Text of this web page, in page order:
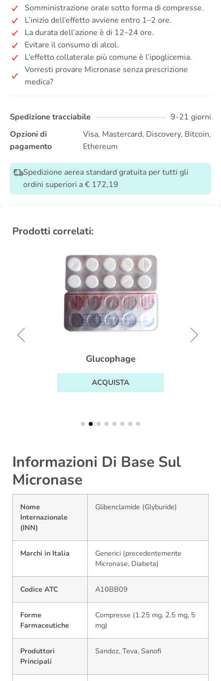
Somministrazione orale sotto forma di compresse.
L’inizio dell’effetto avviene entro 1–2 ore.
La durata dell’azione è di 12–24 ore.
Evitare il consumo di alcol.
L’effetto collaterale più comune è l’ipoglicemia.
Vorresti provare Micronase senza prescrizione
medica?
Spedizione tracciabile
9-21 giorni
Opzioni di
pagamento
Visa, Mastercard, Discovery, Bitcoin,
Ethereum
Spedizione aerea standard gratuita per tutti gli
ordini superiori a € 172,19
Prodotti correlati:
Glucophage
ACQUISTA
Informazioni Di Base Sul
Micronase
Nome
Internazionale
(INN)
Glibenclamide (Glyburide)
Marchi in Italia
Generici (precedentemente
Micronase, Diabeta)
Codice ATC A10BB09
Forme
Farmaceutiche
Compresse (1.25 mg, 2.5 mg, 5
mg)
Produttori
Principali
Sandoz, Teva, Sanofi